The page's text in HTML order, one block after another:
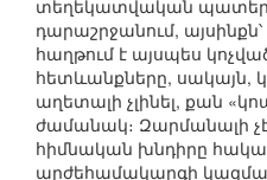
տեղեկատվական
դարաշրջանում,
հաղթում է այսպես
հետևանքները, սակայն,
աղետալի չլինել, քան
ժամանակ։ Զարմանալի
հիմնական խնդիրը
արժեհամակարգի